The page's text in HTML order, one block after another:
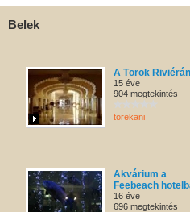
Belek
A Török Riviérán
15 éve
904 megtekintés
torekani
Akvárium a
Feebeach
16 éve
696 megtekintés